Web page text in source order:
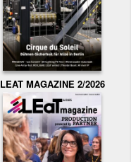
LEAT MAGAZINE 2/2026